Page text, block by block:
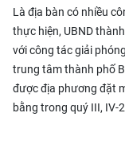
Là địa bàn có nhiều
thực hiện, UBND
với công tác giải
trung tâm thành phố
được địa phương đặt
bằng trong quý III, IV-